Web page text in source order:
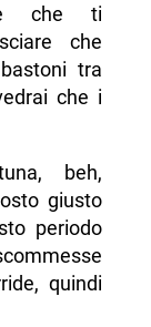
che ti
che
tra
che i
beh,
giusto
periodo
quindi